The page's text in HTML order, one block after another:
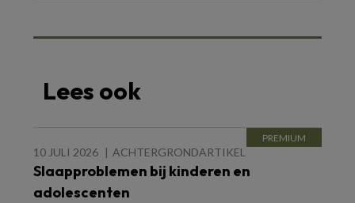
Lees ook
10 JULI 2026 ACHTERGRONDARTIKEL
Slaapproblemen bij kinderen en
adolescenten